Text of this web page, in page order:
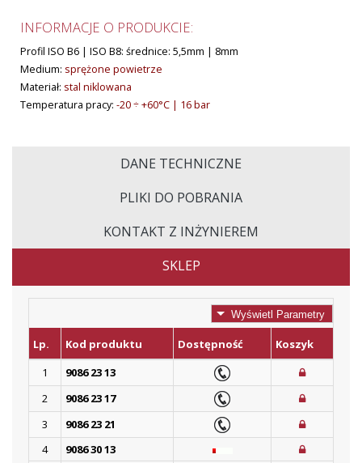
INFORMACJE O PRODUKCIE:
Profil ISO B6 | ISO B8: średnice: 5,5mm | 8mm
Medium: sprężone powietrze
Materiał: stal niklowana
Temperatura pracy: -20 ÷ +60°C | 16 bar
DANE TECHNICZNE
PLIKI DO POBRANIA
KONTAKT Z INŻYNIEREM
SKLEP
Wyświetl Parametry
Lp. Kod produktu Dostępność
Koszyk
1
9086 23 13
2
9086 23 17
3
9086 23 21
4
9086 30 13